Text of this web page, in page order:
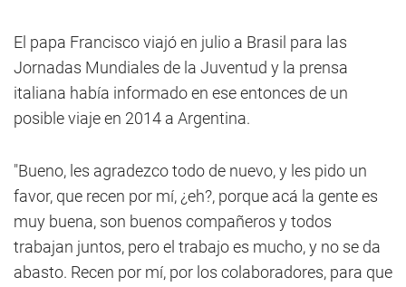
El papa Francisco viajó en julio a Brasil para las
Jornadas Mundiales de la Juventud y la prensa
italiana había informado en ese entonces de un
posible viaje en 2014 a Argentina.
"Bueno, les agradezco todo de nuevo, y les pido un
favor, que recen por mí, ¿eh?, porque acá la gente es
muy buena, son buenos compañeros y todos
trabajan juntos, pero el trabajo es mucho, y no se da
abasto. Recen por mí, por los colaboradores, para que